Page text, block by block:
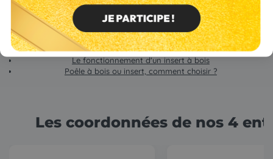
Vous aimerez aussi les articles suivants :
Les avantages de l'insert
Le fonctionnement d'un insert à bois
Poêle à bois ou insert, comment choisir ?
Les coordonnées de nos 4